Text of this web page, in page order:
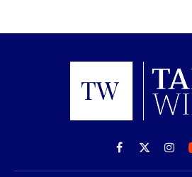
Facebook
X
(Twitter)